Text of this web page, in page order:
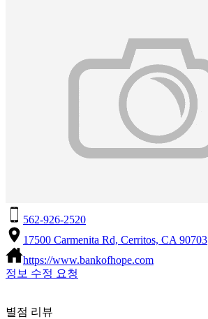
562-926-2520
17500 Carmenita Rd, Cerritos, CA 90703
https://www.bankofhope.com
정보 수정 요청
별점 리뷰